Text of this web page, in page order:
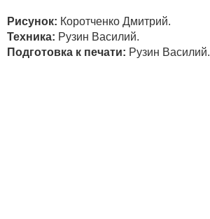
Рисунок: Коротченко Дмитрий.
Техника: Рузин Василий.
Подготовка к печати: Рузин Василий.